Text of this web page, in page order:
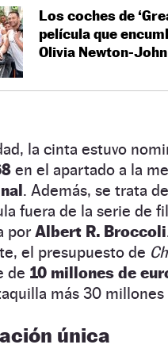
Los coches de
película que
Olivia Newton-John
la cinta estuvo
en el apartado a la
. Además, se trata
fuera de la serie de
por Albert R. Broccoli
el presupuesto de
de 10 millones de
más 30 millones
única